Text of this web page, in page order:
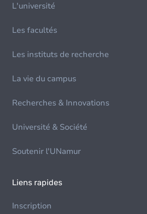
L'université
Les facultés
Les instituts de recherche
La vie du campus
Recherches & Innovations
Université & Société
Soutenir l'UNamur
Liens rapides
Inscription